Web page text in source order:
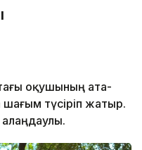
оқушының ата-
түсіріп жатыр.
алаңдаулы.